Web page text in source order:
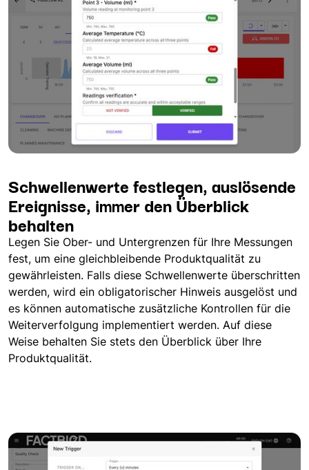
Schwellenwerte festlegen, auslösende
Ereignisse, immer den Überblick
behalten
Legen Sie Ober- und Untergrenzen für Ihre Messungen
fest, um eine gleichbleibende Produktqualität zu
gewährleisten. Falls diese Schwellenwerte überschritten
werden, wird ein obligatorischer Hinweis ausgelöst und
es können automatische zusätzliche Kontrollen für die
Weiterverfolgung implementiert werden. Auf diese
Weise behalten Sie stets den Überblick über Ihre
Produktqualität.